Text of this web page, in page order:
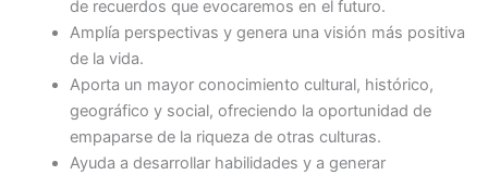
de recuerdos que evocaremos en el futuro.
Amplía perspectivas y genera una visión más positiva
de la vida.
Aporta un mayor conocimiento cultural, histórico,
geográfico y social, ofreciendo la oportunidad de
empaparse de la riqueza de otras culturas.
Ayuda a desarrollar habilidades y a generar